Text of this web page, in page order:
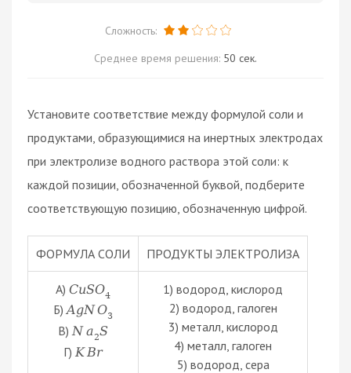
Сложность:
Среднее время решения: 50 сек.
Установите соответствие между формулой соли и
продуктами, образующимися на инертных электродах
при электролизе водного раствора этой соли: к
каждой позиции, обозначенной буквой, подберите
соответствующую позицию, обозначенную цифрой.
ФОРМУЛА СОЛИ ПРОДУКТЫ ЭЛЕКТРОЛИЗА
А) CuSO4
Б)AgNO3
В)N a2S
Г) K Br
1) водород, кислород
2) водород, галоген
3) металл, кислород
4) металл, галоген
5) водород, сера